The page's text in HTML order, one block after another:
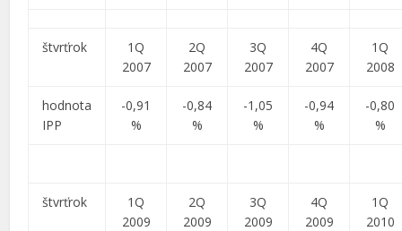
štvrťrok
1Q
2007
2Q
2007
3Q
2007
4Q
2007
1Q
2008
hodnota
IPP
-0,91
%
-0,84
%
-1,05
%
-0,94
%
-0,80
%
štvrťrok
1Q
2009
2Q
2009
3Q
2009
4Q
2009
1Q
2010